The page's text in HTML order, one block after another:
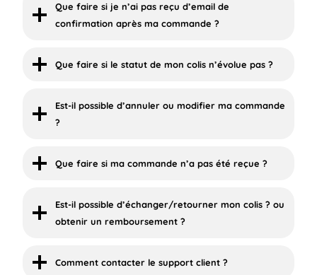
Que faire si je n’ai pas reçu d’email de
confirmation après ma commande ?
Que faire si le statut de mon colis n’évolue pas ?
Est-il possible d’annuler ou modifier ma commande
?
Que faire si ma commande n’a pas été reçue ?
Est-il possible d’échanger/retourner mon colis ? ou
obtenir un remboursement ?
Comment contacter le support client ?